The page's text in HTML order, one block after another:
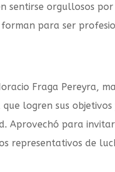
sentirse orgullosos
forman para ser
Fraga Pereyra,
logren sus objetivos
Aprovechó para
representativos de